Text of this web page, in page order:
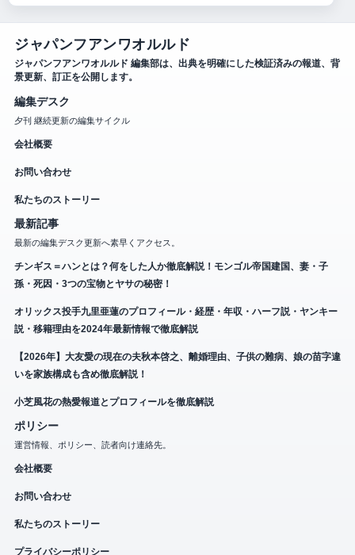
ジャパンフアンワオルルド
ジャパンフアンワオルルド 編集部は、出典を明確にした検証済みの報道、背
景更新、訂正を公開します。
編集デスク
夕刊 継続更新の編集サイクル
会社概要
お問い合わせ
私たちのストーリー
最新記事
最新の編集デスク更新へ素早くアクセス。
チンギス＝ハンとは？何をした人か徹底解説！モンゴル帝国建国、妻・子
孫・死因・3つの宝物とヤサの秘密！
オリックス投手九里亜蓮のプロフィール・経歴・年収・ハーフ説・ヤンキー
説・移籍理由を2024年最新情報で徹底解説
【2026年】大友愛の現在の夫秋本啓之、離婚理由、子供の難病、娘の苗字違
いを家族構成も含め徹底解説！
小芝風花の熱愛報道とプロフィールを徹底解説
ポリシー
運営情報、ポリシー、読者向け連絡先。
会社概要
お問い合わせ
私たちのストーリー
プライバシーポリシー